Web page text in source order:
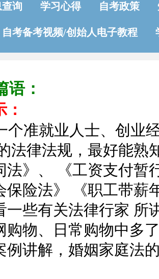
询 学习心得 自考政策
自考备考视频/创始人电子教程
语：
个准就业人士、创业
法律法规，最好能熟
法》、 《工资支付暂
保险法》 《职工带薪
一些有关法律行家 所
购物、日常购物中多
例讲解，婚姻家庭法